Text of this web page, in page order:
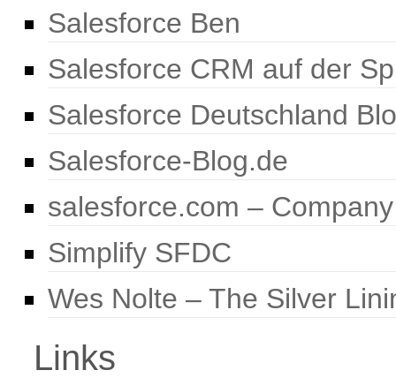
Salesforce Ben
Salesforce CRM auf der
Salesforce Deutschland
Salesforce-Blog.de
salesforce.com –
Simplify SFDC
Wes Nolte – The Silver
Links